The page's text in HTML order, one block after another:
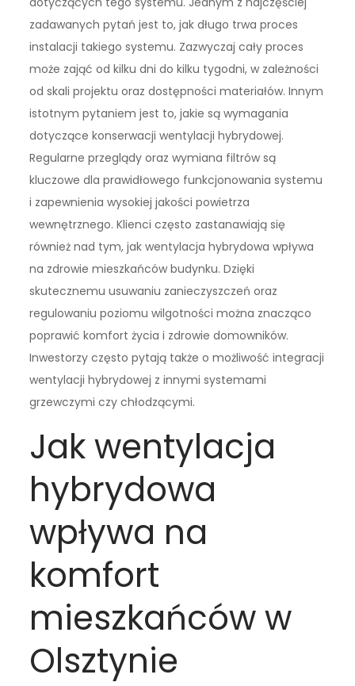
zadawanych pytań jest to, jak długo trwa proces
instalacji takiego systemu. Zazwyczaj cały proces
może zająć od kilku dni do kilku tygodni, w zależności
od skali projektu oraz dostępności materiałów. Innym
istotnym pytaniem jest to, jakie są wymagania
dotyczące konserwacji wentylacji hybrydowej.
Regularne przeglądy oraz wymiana filtrów są
kluczowe dla prawidłowego funkcjonowania systemu
i zapewnienia wysokiej jakości powietrza
wewnętrznego. Klienci często zastanawiają się
również nad tym, jak wentylacja hybrydowa wpływa
na zdrowie mieszkańców budynku. Dzięki
skutecznemu usuwaniu zanieczyszczeń oraz
regulowaniu poziomu wilgotności można znacząco
poprawić komfort życia i zdrowie domowników.
Inwestorzy często pytają także o możliwość integracji
wentylacji hybrydowej z innymi systemami
grzewczymi czy chłodzącymi.
Jak wentylacja
hybrydowa
wpływa na
komfort
mieszkańców w
Olsztynie